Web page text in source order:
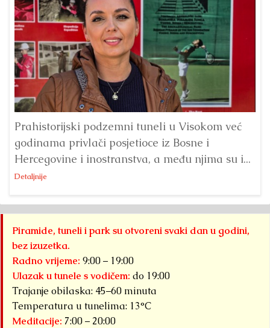
Prahistorijski podzemni tuneli u Visokom već
godinama privlači posjetioce iz Bosne i
Hercegovine i inostranstva, a među njima su i...
Detaljnije
Piramide, tuneli i park su otvoreni svaki dan u godini,
bez izuzetka.
Radno vrijeme: 9:00 – 19:00
Ulazak u tunele s vodičem: do 19:00
Trajanje obilaska: 45–60 minuta
Temperatura u tunelima: 13°C
Meditacije: 7:00 – 20:00